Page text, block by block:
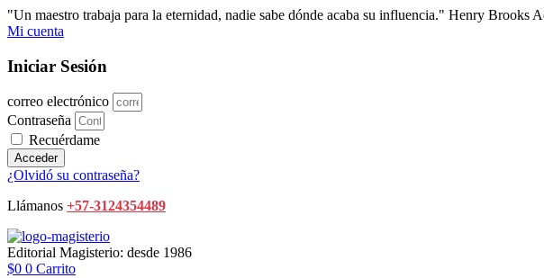
Ir
al
"Un maestro trabaja para la eternidad, nadie sabe dónde acaba su influencia." Henry Brooks
Mi cuenta
Iniciar Sesión
correo electrónico
Contraseña
Recuérdame
Acceder
¿Olvidó su contraseña?
Llámanos +57-3124354489
Editorial Magisterio: desde 1986
$0 0 Carrito